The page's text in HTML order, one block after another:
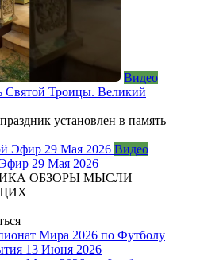
Видео
Святой Троицы. Великий
установлен в память
Видео
29 Мая 2026
ОБЗОРЫ МЫСЛИ